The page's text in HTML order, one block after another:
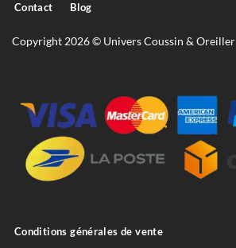
Contact Blog
Copyright 2026 © Univers Coussin & Oreiller
Conditions générales de vente